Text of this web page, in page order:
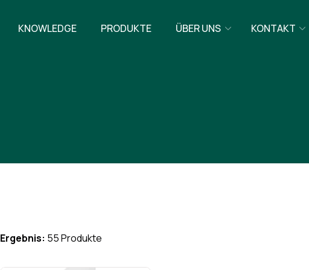
KNOWLEDGE PRODUKTE ÜBER UNS KONTAKT
Ergebnis: 55 Produkte